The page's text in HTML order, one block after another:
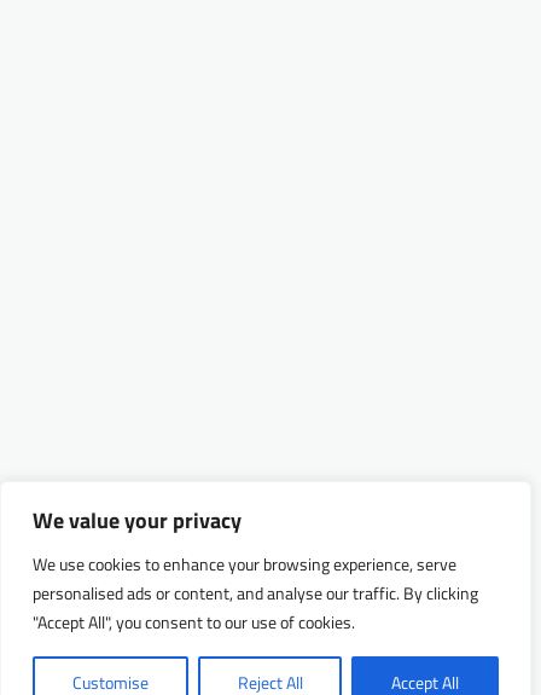
We value your privacy
We use cookies to enhance your browsing experience, serve
personalised ads or content, and analyse our traffic. By clicking
"Accept All", you consent to our use of cookies.
Customise Reject All Accept All